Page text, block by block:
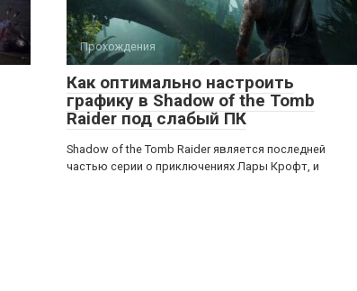
Прохождения
Как оптимально настроить
графику в Shadow of the Tomb
Raider под слабый ПК
Shadow of the Tomb Raider является последней
частью серии о приключениях Лары Крофт, и